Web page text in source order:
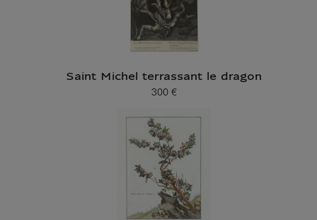
Saint Michel terrassant le dragon
Prix ​​actuel
300 €